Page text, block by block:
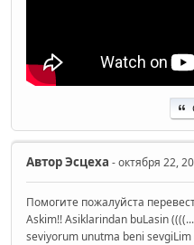
АвторЭсцеха - октября 22,
Помогите пожалуйста
Askim!! Asiklarindan buLasin
seviyorum unutma beni sevgiLim